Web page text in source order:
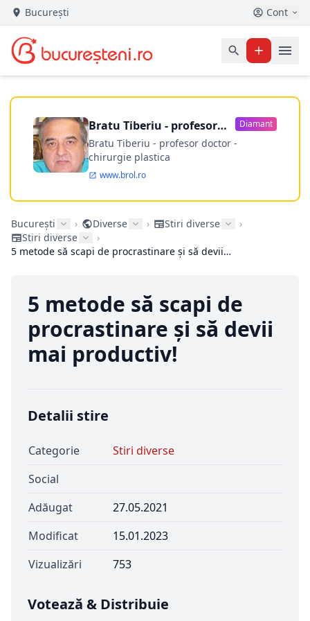
București Cont
Bratu Tiberiu - profesor
doctor
Diamant
Bratu Tiberiu - profesor doctor -
chirurgie plastica
www.brol.ro
București › Diverse › Stiri diverse
›
Stiri diverse
›
5 metode să scapi de procrastinare și să devii mai productiv!
5 metode să scapi de
procrastinare și să devii
mai productiv!
Detalii stire
Categorie
Stiri diverse
Social
Adăugat
27.05.2021
Modificat
15.01.2023
Vizualizări
753
Votează & Distribuie